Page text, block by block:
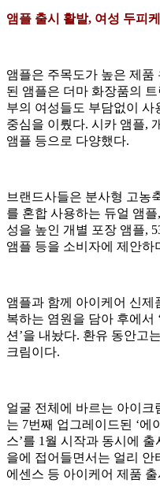
앰플 출시 활발, 여성 두피
앰플은 주목도가 높은 제품
된 앰플은 더마 화장품의
부의 여성들도 부담없이 사
중심을 이뤘다. 시카 앰플,
앰플 등으로 다양했다.
브랜드사들은 분사형 고농
를 혼합 사용하는 듀얼 앰
성을 높인 개별 포장 앰플,
앰플 등을 소비자에 제안하
앰플과 함께 아이케어 신제
복하는 염원을 담아 후에서
션’을 내놨다. 환유 동안고
크림이다.
얼굴 전체에 바르는 아이
는 7번째 업그레이드된 ‘에
스’를 1월 시작과 동시에
을에 접어들면서는 얼리 안
에센스 등 아이케어 제품